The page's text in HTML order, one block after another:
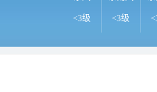
<3级 <3级